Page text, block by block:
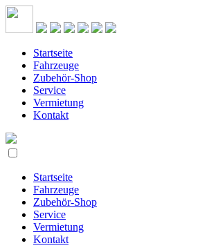
Startseite
Fahrzeuge
Zubehör-Shop
Service
Vermietung
Kontakt
Startseite
Fahrzeuge
Zubehör-Shop
Service
Vermietung
Kontakt